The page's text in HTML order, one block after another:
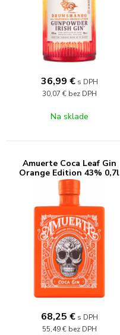
36,99 € s DPH
30,07 € bez DPH
Na sklade
Amuerte Coca Leaf Gin
Orange Edition 43% 0,7l
68,25 € s DPH
55,49 € bez DPH